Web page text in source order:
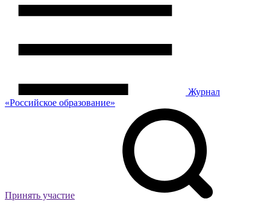
Журнал
«Российское образование»
Принять участие